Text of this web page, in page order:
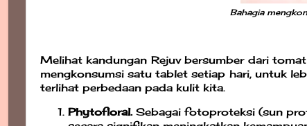
Bahagia
Melihat kandungan Rejuv bersumber dari
mengkonsumsi satu tablet setiap hari, untuk
terlihat perbedaan pada kulit kita.
Phytofloral.Sebagai fotoproteksi (sun